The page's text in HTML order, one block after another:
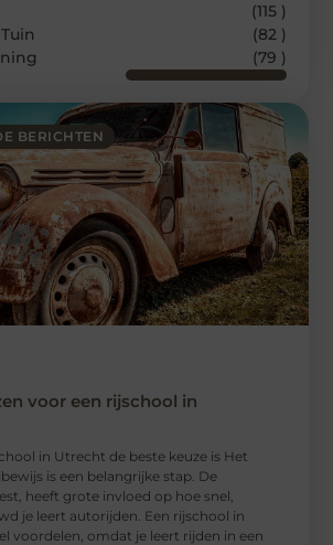
BERICHTEN
voor een rijschool in
in Utrecht de beste keuze is Het
is een belangrijke stap. De
heeft grote invloed op hoe snel,
je leert autorijden. Een rijschool in
voordelen, omdat je leert rijden in een
(115 )
(82 )
(79 )